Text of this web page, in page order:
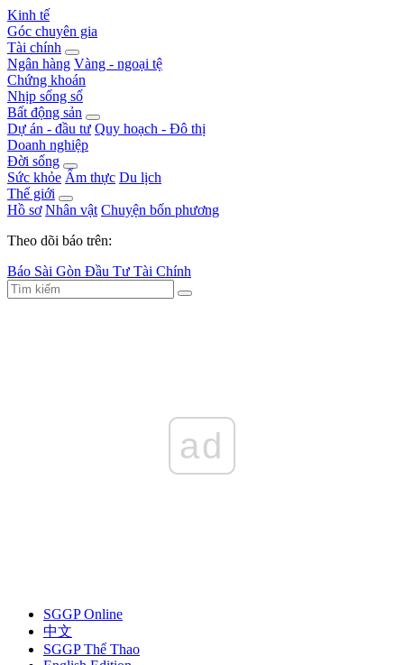
Kinh tế
Góc chuyên gia
Tài chính
Ngân hàng Vàng - ngoại tệ
Chứng khoán
Nhịp sống số
Bất động sản
Dự án - đầu tư Quy hoạch - Đô thị
Doanh nghiệp
Đời sống
Sức khỏe Ẩm thực Du lịch
Thế giới
Hồ sơ Nhân vật Chuyện bốn phương
Theo dõi báo trên:
Báo Sài Gòn Đầu Tư Tài Chính
ad
SGGP Online
中文
SGGP Thể Thao